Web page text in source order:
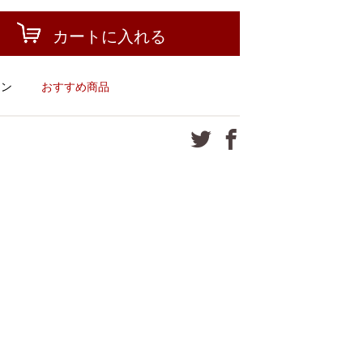
カートに入れる
おすすめ商品